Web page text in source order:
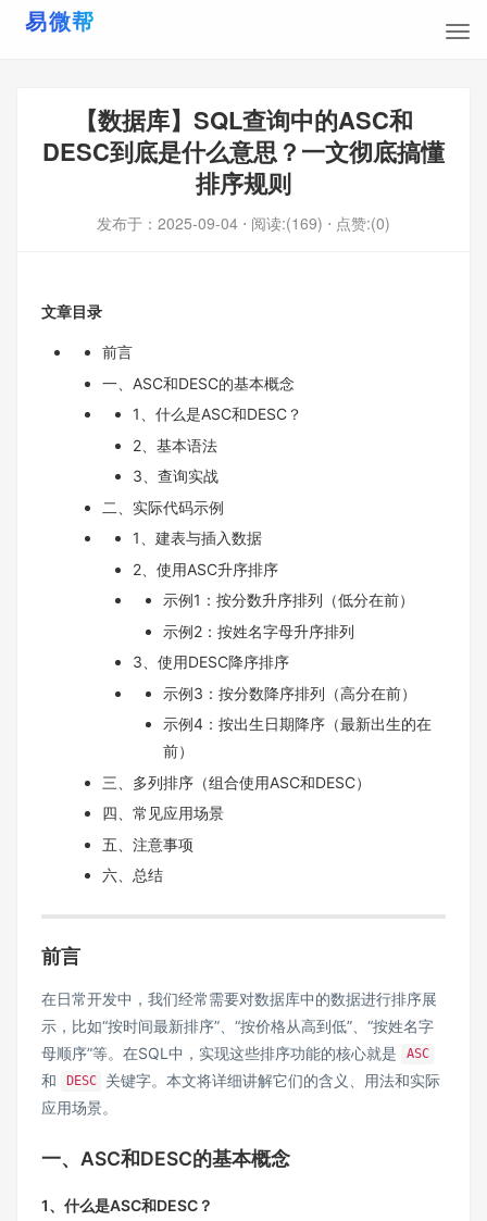
【数据库】SQL查询中的ASC和
DESC到底是什么意思？一文彻底搞懂
排序规则
发布于： 2025-09-04 ⋅ 阅读:(169) ⋅ 点赞:(0)
文章目录
前言
一、ASC和DESC的基本概念
1、什么是ASC和DESC？
2、基本语法
3、查询实战
二、实际代码示例
1、建表与插入数据
2、使用ASC升序排序
示例1：按分数升序排列（低分在前）
示例2：按姓名字母升序排列
3、使用DESC降序排序
示例3：按分数降序排列（高分在前）
示例4：按出生日期降序（最新出生的在
前）
三、多列排序（组合使用ASC和DESC）
四、常见应用场景
五、注意事项
六、总结
前言
在日常开发中，我们经常需要对数据库中的数据进行排序展
示，比如“按时间最新排序”、“按价格从高到低”、“按姓名字
母顺序”等。在SQL中，实现这些排序功能的核心就是
ASC
和 DESC
关键字。本文将详细讲解它们的含义、用法和实际
应用场景。
一、ASC和DESC的基本概念
1、什么是ASC和DESC？